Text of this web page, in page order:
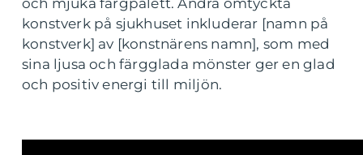
och mjuka färgpalett. Andra omtyckta
konstverk på sjukhuset inkluderar [namn på
konstverk] av [konstnärens namn], som med
sina ljusa och färgglada mönster ger en glad
och positiv energi till miljön.